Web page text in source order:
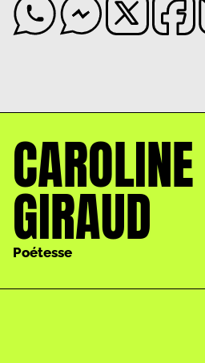
CAROLINE
GIRAUD
Poétesse